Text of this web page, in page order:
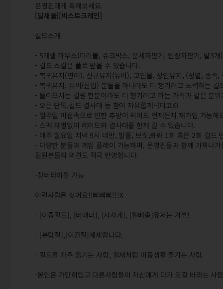
운영진에게 톡해보세요.
[달새울][비스트크레인]
길드소개
- 5레벨 하우스(미러볼, 쥬크박스, 운세자판기, 인장자판기, 밭3
- 길드 스킬은 풀로 받을 수 있습니다.
- 복귀유저(연어), 신규유저(뉴비), 고인물, 성인유저, (성별, 종
- 복귀유저, 뉴비(신입) 분들을 하나라도 더 챙기려고 노력하는
- 들어오시는 길원 한분이라도 더 챙기려고 하는 가족과 같은 분
- 오픈 단톡,길드 결사대 등 참여 자유롭게~(디코X)
- 일주일 미접속으로 인한 추방이 되어도 언제든지 재가입 가능해
- 스펙 차별없이 레이드와 결사대를 함께 갈 수 있습니다.
- 매주 월요일 저녁 9시 네반, 발롤, 브짓,롸롸 1회 혹은 2회 길드
- 다양한 분들과 게임 플레이 가능하며, 운영진들과 함께 가꿔나
길원분들의 의견도 적극 반영합니다.
-장비타이틀 가능
이런사람은 싫어요!!삐삐삐!!!X
- [이중길드], [비매너], [사사게], [일베충]유저는 거부!
- [분탕질],[이간질]제제합니다.
- 길드를 자주 옮기는 사람, 철새처럼 이동생활 즐기는 사람.
-본인은 가만히있고 다른사람들이 자신에게 다가 오길 바라는 사